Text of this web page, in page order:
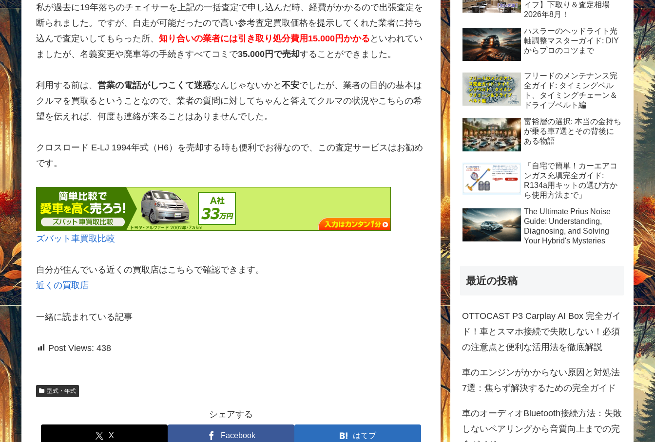
私が過去に19年落ちのチェイサーを上記の一括査定で申し込んだ時、経費がかかるので出張査定を
断られました。ですが、自走が可能だったので高い参考査定買取価格を提示してくれた業者に持ち
込んで査定いしてもらった所、 知り合いの業者には引き取り処分費用15.000円かかる といわれてい
ましたが、名義変更や廃車等の手続きすべてコミで35.000円で売却することができました。
利用する前は、 営業の電話がしつこくて迷惑なんじゃないかと 不安でしたが、業者の目的の基本は
クルマを買取るということなので、業者の質問に対してちゃんと答えてクルマの状況やこちらの希
望を伝えれば、何度も連絡が来ることはありませんでした。
クロスロード E-LJ 1994年式（H6）を売却する時も便利でお得なので、この査定サービスはお勧め
です。
ズバット車買取比較
自分が住んでいる近くの買取店はこちらで確認できます。
近くの買取店
一緒に読まれている記事
Post Views: 438
型式・年式
シェアする
X Facebook はてブ
イフ】下取り＆査定相場
2026年8月！
ハスラーのヘッドライト光
軸調整マスターガイド: DIY
からプロのコツまで
フリードのメンテナンス完
全ガイド: タイミングベル
ト、タイミングチェーン＆
ドライブベルト編
富裕層の選択: 本当の金持ち
が乗る車7選とその背後に
ある物語
「自宅で簡単！カーエアコ
ンガス充填完全ガイド:
R134a用キットの選び方か
ら使用方法まで」
The Ultimate Prius Noise
Guide: Understanding,
Diagnosing, and Solving
Your Hybrid's Mysteries
最近の投稿
OTTOCAST P3 Carplay AI Box 完全ガイ
ド！車とスマホ接続で失敗しない！必須
の注意点と便利な活用法を徹底解説
車のエンジンがかからない原因と対処法
7選：焦らず解決するための完全ガイド
車のオーディオBluetooth接続方法：失敗
しないペアリングから音質向上までの完